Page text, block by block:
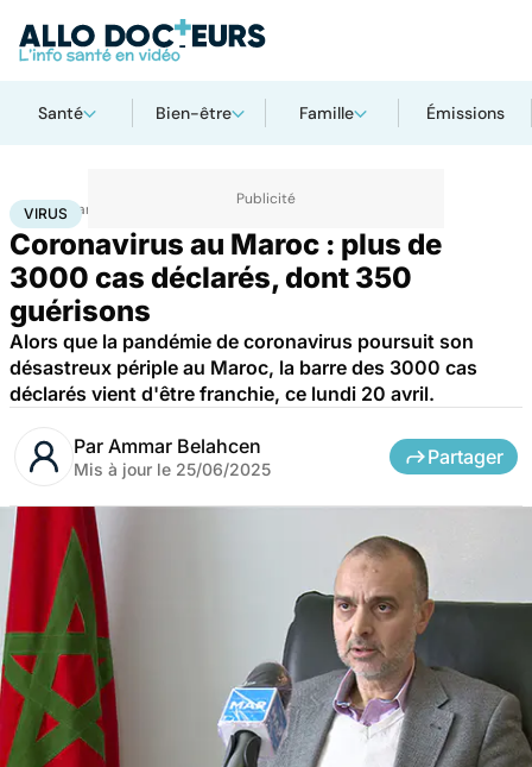
Santé Bien-être Famille Émissions
Accueil Santé Maladies infectieuses
VIRUS
Coronavirus au Maroc : plus de
3000 cas déclarés, dont 350
guérisons
Alors que la pandémie de coronavirus poursuit son
désastreux périple au Maroc, la barre des 3000 cas
déclarés vient d'être franchie, ce lundi 20 avril.
Par Ammar Belahcen
Mis à jour le 25/06/2025
Partager